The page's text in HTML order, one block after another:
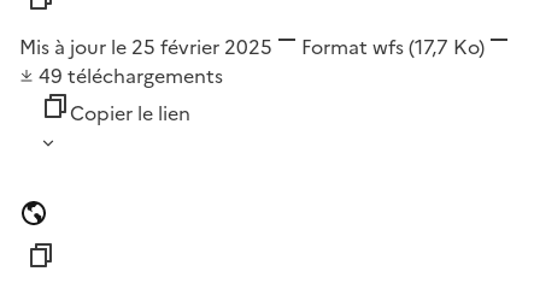
Mis à jour le 25 février 2025 Format wfs(17,7 Ko)
49 téléchargements
Copier le lien